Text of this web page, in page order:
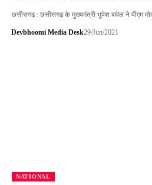
छत्तीसगढ़ : छत्तीसगढ़ के मुख्यमंत्री भूपेश बघेल ने पीएम
Devbhoomi Media Desk29/Jun/2021
NATIONAL